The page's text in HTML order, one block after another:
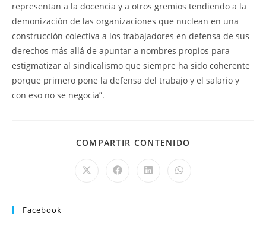
representan a la docencia y a otros gremios tendiendo a la
demonización de las organizaciones que nuclean en una
construcción colectiva a los trabajadores en defensa de sus
derechos más allá de apuntar a nombres propios para
estigmatizar al sindicalismo que siempre ha sido coherente
porque primero pone la defensa del trabajo y el salario y
con eso no se negocia”.
COMPARTIR CONTENIDO
Facebook